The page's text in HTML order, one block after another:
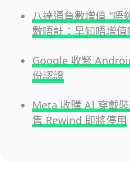
八達通負數增值 "
數唔計：早知唔增值
Google 收緊
份認證
Meta 收購 AI 穿戴
售 Rewind 即將停用